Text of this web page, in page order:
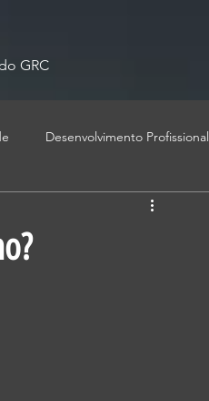
GRC
Desenvolvimento Profissional